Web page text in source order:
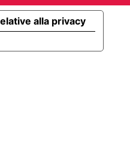
alla privacy